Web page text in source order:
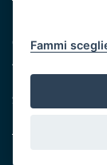
Cookie e privacy
Atti di notifica
Feed RSS
Servizi Intranet
Fammi